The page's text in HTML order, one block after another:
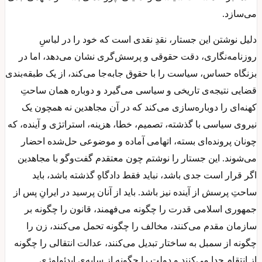
می‌سازد.
دلیل نوشتن این جستار، نقدِ نقدی است که خود را در لباسِ
روزنامه‌نگاری، دقت حقوقی و پرسش‌گری نشان می‌دهد، اما در
بزنگاه حساس، سیاست را با حقوق جابه‌جا می‌کند، از یک طبقه‌بندی
قضایی نتیجه‌ی تاریخی و سیاسی می‌گیرد و دوباره همان ساحتِ
کهنه‌ای را دوباره‌سازی می‌کند که در آن مجاهدین نه همچون یک
نیروی سیاسی با گذشته، تصمیم، خطا، هزینه، استراتژی و آینده، که
چونان پرونده‌ای بسته، اتهامی آماده و موضوعی حل‌شده احضار
می‌شوند. این جستار را نوشتم چون معتقدم گفت‌وگو با مجاهدین
اگر قرار است جدی باشد، نباید فقط دادگاهِ گذشته باشد، باید
ساحتِ پرسش از آینده نیز باشد. باید از آنان پرسید در ایرانِ پس از
جمهوری اسلامی قدرت را چگونه می‌فهمند، قانون را چگونه بر
سازمان مقدم می‌کنند، مخالف را چگونه تحمل می‌کنند، زن را
چگونه از سمبل به ساختار تبدیل می‌کنند، عدالت انتقالی را چگونه
از انتقام جدا می‌کنند و دولت را چگونه از سایه‌ی ایدئولوژی